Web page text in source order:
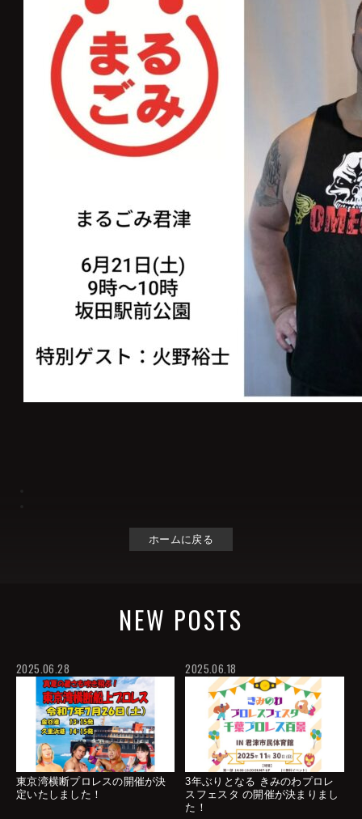
ホームに戻る
NEW POSTS
2025.06.28
東京湾横断プロレスの開催が決
定いたしました！
2025.06.18
3年ぶりとなる きみのわプロレ
スフェスタ の開催が決まりまし
た！